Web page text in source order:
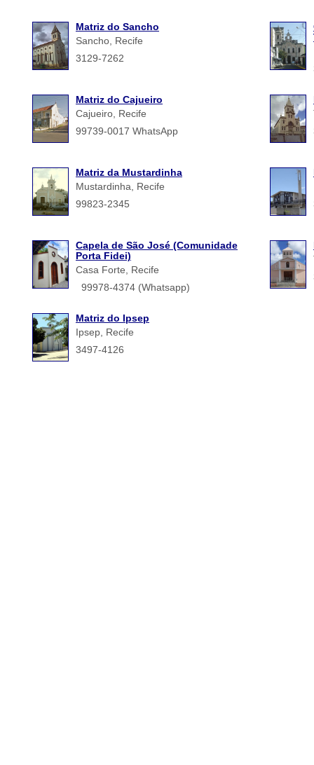
Matriz do Sancho
Sancho, Recife
3129-7262
Matriz do Cajueiro
Cajueiro, Recife
99739-0017 WhatsApp
Matriz da Mustardinha
Mustardinha, Recife
99823-2345
Capela de São José (Comunidade
Porta Fidei)
Casa Forte, Recife
99978-4374 (Whatsapp)
Matriz do Ipsep
Ipsep, Recife
3497-4126